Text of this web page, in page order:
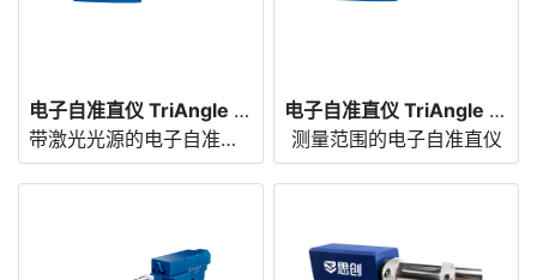
电子自准直仪 TriAngle 激光
带激光光源的电子自准直仪
电子自准直仪 TriAngle Large Field
测量范围的电子自准直仪